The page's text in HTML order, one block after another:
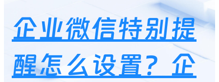
企业微信特别提
醒怎么设置？企